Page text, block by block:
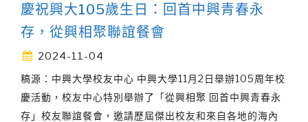
慶祝興大105歲生日：回首中興青春永
存，從興相聚聯誼餐會
2024-11-04
稿源：中興大學校友中心 中興大學11月2日舉辦105周年校
慶活動，校友中心特別舉辦了「從興相聚 回首中興青春永
存」校友聯誼餐會，邀請歷屆傑出校友和來自各地的海內